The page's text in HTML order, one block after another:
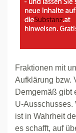
Fraktionen mit
Aufklärung bzw.
Demgemäß gibt
U-Ausschusses.
ist in Wahrheit
es schafft, auf